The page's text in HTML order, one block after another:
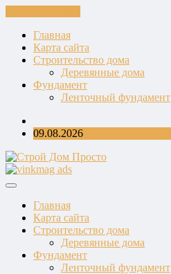
Главная
Карта сайта
Строительство дома
Деревянные дома
Фундамент
Ленточный фундамент
09.08.2026
Главная
Карта сайта
Строительство дома
Деревянные дома
Фундамент
Ленточный фундамент